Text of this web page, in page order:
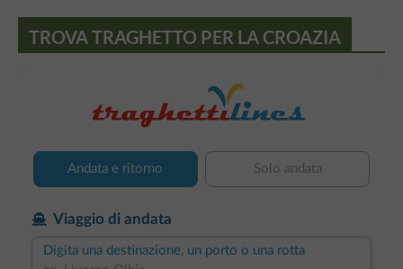
TROVA TRAGHETTO PER LA CROAZIA